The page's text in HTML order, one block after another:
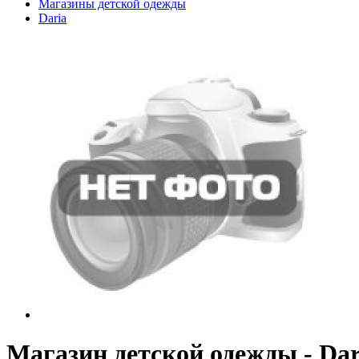
Магазины детской одежды
Daria